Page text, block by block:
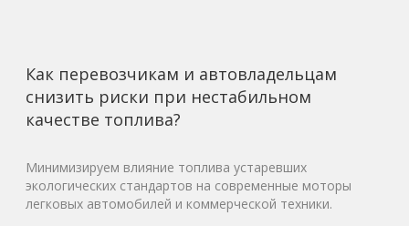
Как перевозчикам и автовладельцам
снизить риски при нестабильном
качестве топлива?
Минимизируем влияние топлива устаревших
экологических стандартов на современные моторы
легковых автомобилей и коммерческой техники.